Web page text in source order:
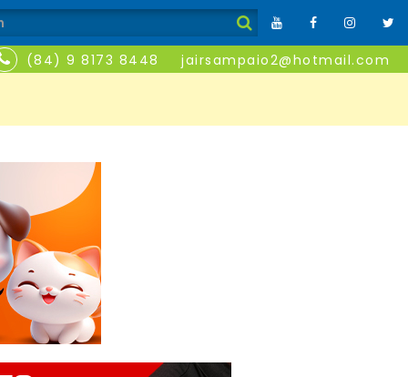
(84) 9 8173 8448 jairsampaio2@hotmail.com